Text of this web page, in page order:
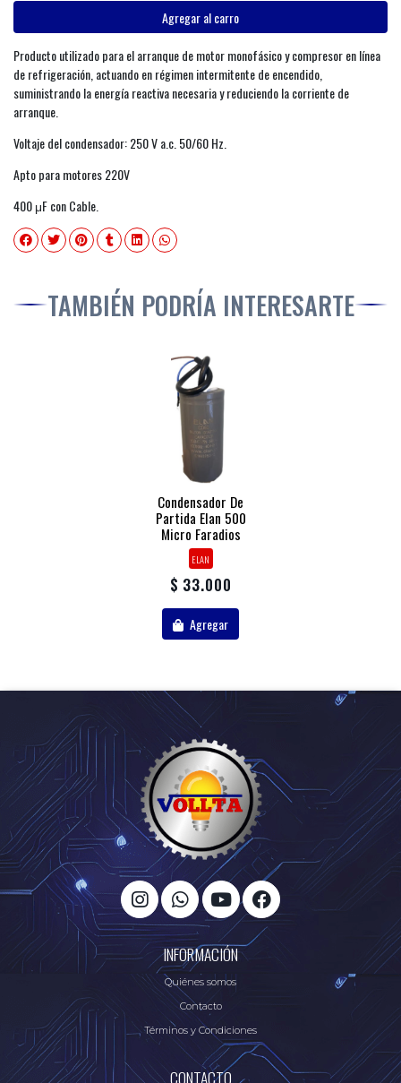
Agregar al carro
Producto utilizado para el arranque de motor monofásico y compresor en línea
de refrigeración, actuando en régimen intermitente de encendido,
suministrando la energía reactiva necesaria y reduciendo la corriente de
arranque.
Voltaje del condensador: 250 V a.c. 50/60 Hz.
Apto para motores 220V
400 μF con Cable.
TAMBIÉN PODRÍA INTERESARTE
Condensador De
Partida Elan 500
Micro Faradios
ELAN
$ 33.000
Agregar
INFORMACIÓN
Quiénes somos
Contacto
Términos y Condiciones
CONTACTO